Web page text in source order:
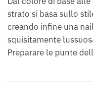
strato si basa sullo
creando infine una
squisitamente
Preparare le punte